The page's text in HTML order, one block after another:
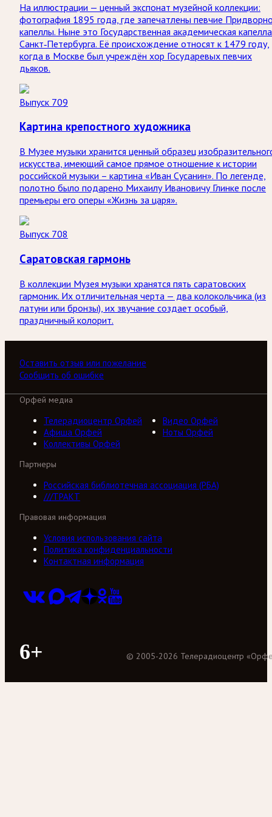
На иллюстрации — ценный экспонат музейной коллекции:
фотография 1895 года, где запечатлены певчие
капеллы. Ныне это Государственная академическая капелла
Санкт‑Петербурга. Её происхождение относят к 1479 году,
когда в Москве был учреждён хор Государевых певчих
дьяков.
Выпуск 709
Картина крепостного художника
В Музее музыки хранится ценный образец
искусства, имеющий самое прямое отношение к истории
российской музыки – картина «Иван Сусанин». По легенде,
полотно было подарено Михаилу Ивановичу Глинке после
премьеры его оперы «Жизнь за царя».
Выпуск 708
Саратовская гармонь
В коллекции Музея музыки хранятся пять саратовских
гармоник. Их отличительная черта — два колокольчика (из
латуни или бронзы), их звучание создает особый,
праздничный колорит.
Оставить отзыв или пожелание
Сообщить об ошибке
Орфей медиа
Телерадиоцентр Орфей
Видео Орфей
Афиша Орфей
Ноты Орфей
Коллективы Орфей
Партнеры
Российская библиотечная ассоциация (РБА)
///ТРАКТ
Правовая информация
Условия использования сайта
Политика конфиденциальности
Контактная информация
6+ © 2005-2026 Телерадиоцентр